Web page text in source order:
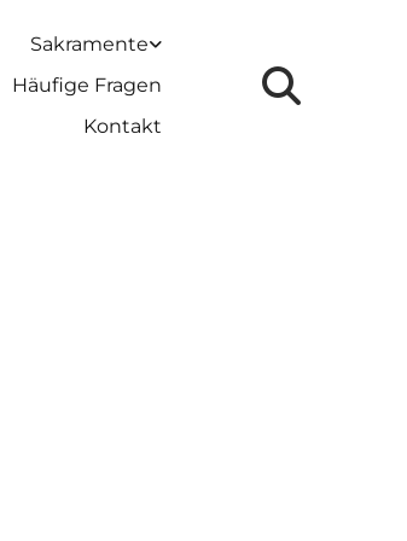
Sakramente
Häufige Fragen
Kontakt